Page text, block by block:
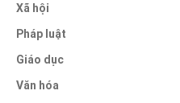
Xã hội
Pháp luật
Giáo dục
Văn hóa